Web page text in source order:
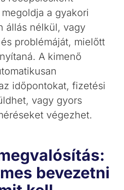
a gyakori
állás nélkül, vagy
problémáját, mielőtt
A kimenő
időpontokat, fizetési
vagy gyors
végezhet.
bevezetni